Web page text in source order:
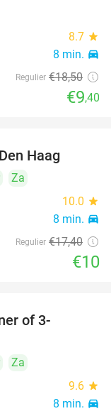
8.7 star
8 min. directions_car
Regulier €18,50
€9,40
Haag
Za
10.0 star
8 min. directions_car
Regulier €17,40
€10
of 3-
Za
9.6 star
8 min. directions_car